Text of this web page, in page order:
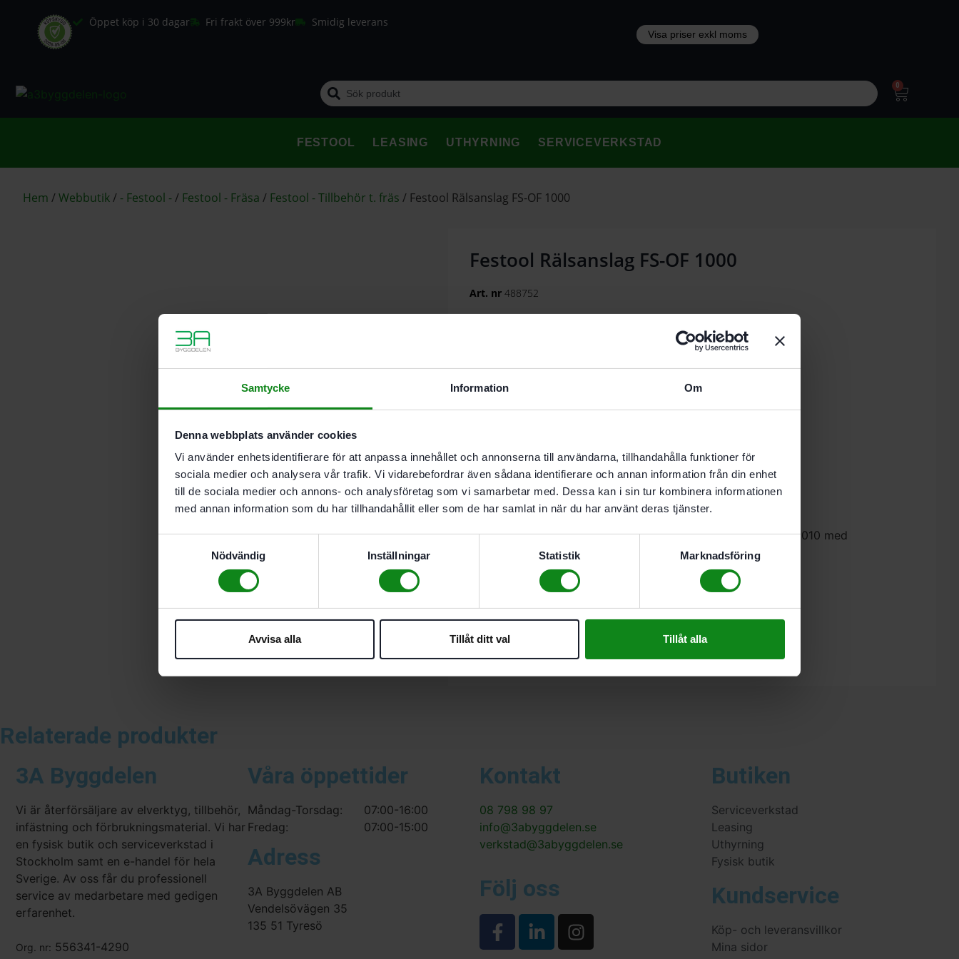
Samtycke Information Om
Denna webbplats använder cookies
Vi använder enhetsidentifierare för att anpassa innehållet och annonserna till användarna, tillhandahålla funktioner för
sociala medier och analysera vår trafik. Vi vidarebefordrar även sådana identifierare och annan information från din enhet
till de sociala medier och annons- och analysföretag som vi samarbetar med. Dessa kan i sin tur kombinera informationen
med annan information som du har tillhandahållit eller som de har samlat in när du har använt deras tjänster.
Nödvändig
Inställningar Statistik Marknadsföring
Avvisa alla Tillåt ditt val Tillåt alla
Öppet köp i 30 dagar Fri frakt över 999kr Smidig leverans
0
FESTOOL LEASING UTHYRNING SERVICEVERKSTAD
Hem /Webbutik/ - Festool -/ Festool - Fräsa / Festool - Tillbehör t. fräs / Festool Rälsanslag FS-OF 1000
Festool Rälsanslag FS-OF 1000
Art. nr 488752
För användning av handöverfräsar OF900. OF1000. OF 1010 med
rälsstyrsystemet FS
Utan stänger
Det finns inga recensioner än.
för att skriva en recension.
Relaterade produkter
3A Byggdelen
Vi är återförsäljare av elverktyg, tillbehör,
infästning och förbrukningsmaterial. Vi har
en fysisk butik och serviceverkstad i
Stockholm samt en e-handel för hela
Sverige. Av oss får du professionell
service av medarbetare med gedigen
erfarenhet.
Org. nr: 556341-4290
Våra öppettider
Måndag-Torsdag:
Fredag:
07:00-16:00
07:00-15:00
Adress
3A Byggdelen AB
Vendelsövägen 35
135 51 Tyresö
Kontakt
08 798 98 97
info@3abyggdelen.se
verkstad@3abyggdelen.se
Följ oss
Butiken
Serviceverkstad
Leasing
Uthyrning
Fysisk butik
Kundservice
Köp- och leveransvillkor
Mina sidor